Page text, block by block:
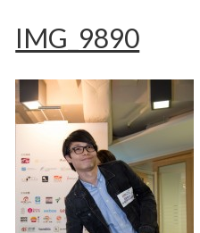
IMG_9890